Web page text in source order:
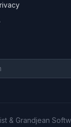
& Grandjean